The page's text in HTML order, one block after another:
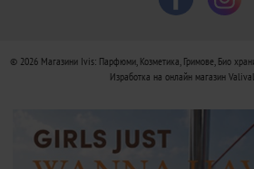
© 2026 Магазини Ivis: Парфюми, Козметика, Гримове, Био
Изработка на онлайн магазин